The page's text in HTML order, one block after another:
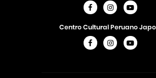
Centro Cultural Peruano